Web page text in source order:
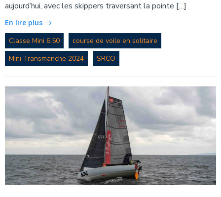
aujourd’hui, avec les skippers traversant la pointe […]
En lire plus
Classe Mini 6.50
course de voile en solitaire
Mini Transmanche 2024
SRCO